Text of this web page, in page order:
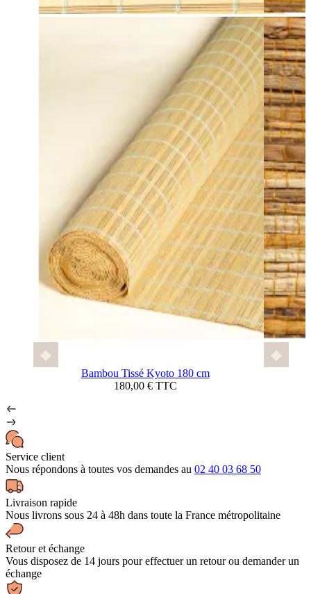
Bambou Tissé Kyoto 180 cm
180,00 € TTC
Service client
Nous répondons à toutes vos demandes au 02 40 03 68 50
Livraison rapide
Nous livrons sous 24 à 48h dans toute la France métropolitaine
Retour et échange
Vous disposez de 14 jours pour effectuer un retour ou demander un
échange